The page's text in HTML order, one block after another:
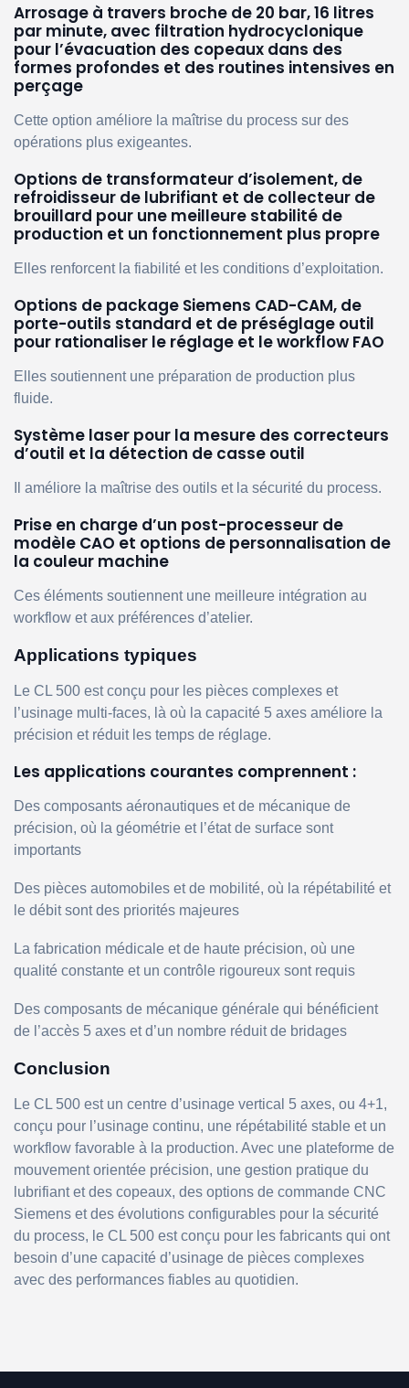
Arrosage à travers broche de 20 bar, 16 litres
par minute, avec filtration hydrocyclonique
pour l’évacuation des copeaux dans des
formes profondes et des routines intensives en
perçage
Cette option améliore la maîtrise du process sur des
opérations plus exigeantes.
Options de transformateur d’isolement, de
refroidisseur de lubrifiant et de collecteur de
brouillard pour une meilleure stabilité de
production et un fonctionnement plus propre
Elles renforcent la fiabilité et les conditions d’exploitation.
Options de package Siemens CAD-CAM, de
porte-outils standard et de préséglage outil
pour rationaliser le réglage et le workflow FAO
Elles soutiennent une préparation de production plus
fluide.
Système laser pour la mesure des correcteurs
d’outil et la détection de casse outil
Il améliore la maîtrise des outils et la sécurité du process.
Prise en charge d’un post-processeur de
modèle CAO et options de personnalisation de
la couleur machine
Ces éléments soutiennent une meilleure intégration au
workflow et aux préférences d’atelier.
Applications typiques
Le CL 500 est conçu pour les pièces complexes et
l’usinage multi-faces, là où la capacité 5 axes améliore la
précision et réduit les temps de réglage.
Les applications courantes comprennent :
Des composants aéronautiques et de mécanique de
précision, où la géométrie et l’état de surface sont
importants
Des pièces automobiles et de mobilité, où la répétabilité et
le débit sont des priorités majeures
La fabrication médicale et de haute précision, où une
qualité constante et un contrôle rigoureux sont requis
Des composants de mécanique générale qui bénéficient
de l’accès 5 axes et d’un nombre réduit de bridages
Conclusion
Le CL 500 est un centre d’usinage vertical 5 axes, ou 4+1,
conçu pour l’usinage continu, une répétabilité stable et un
workflow favorable à la production. Avec une plateforme de
mouvement orientée précision, une gestion pratique du
lubrifiant et des copeaux, des options de commande CNC
Siemens et des évolutions configurables pour la sécurité
du process, le CL 500 est conçu pour les fabricants qui ont
besoin d’une capacité d’usinage de pièces complexes
avec des performances fiables au quotidien.